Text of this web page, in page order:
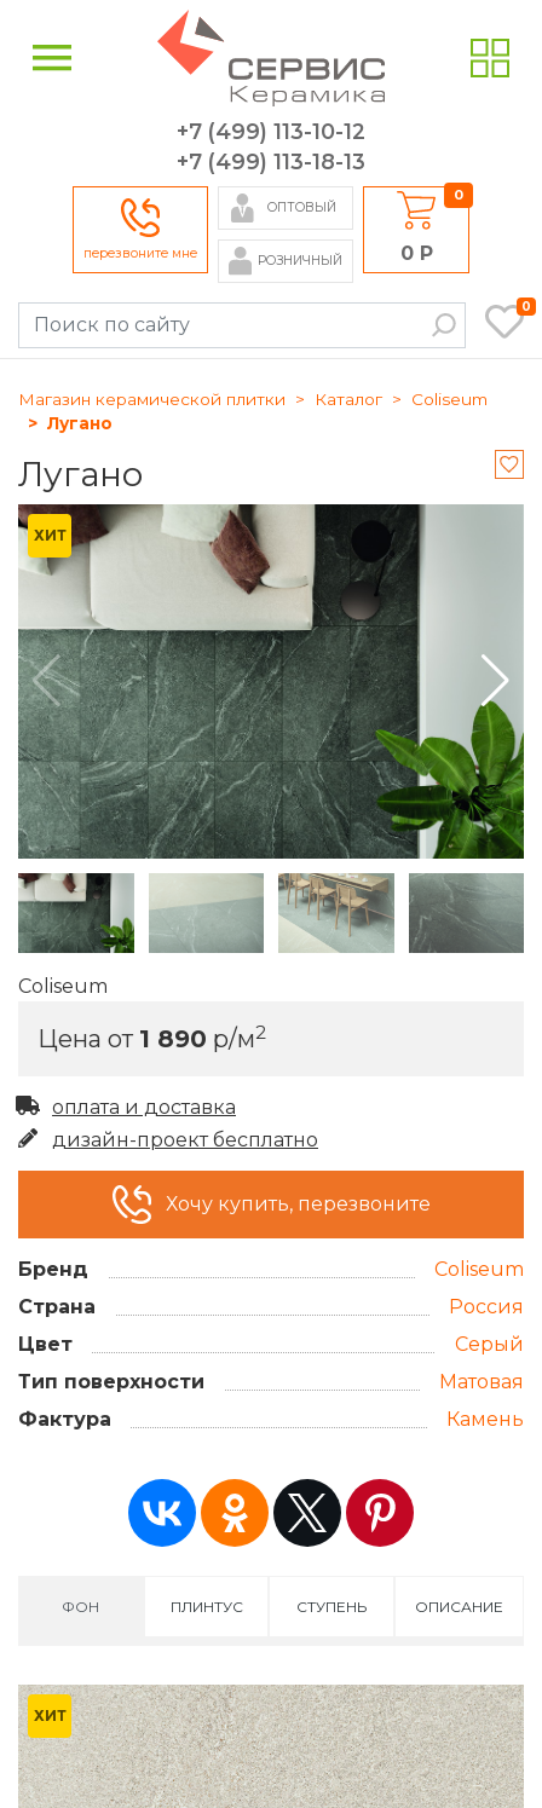
+7 (499) 113-10-12
+7 (499) 113-18-13
перезвоните мне
ОПТОВЫЙ
РОЗНИЧНЫЙ
0
0 Р
0
Магазин керамической плитки Каталог
Coliseum
Лугано
Лугано
ХИТ
Coliseum
Цена от 1 890 р/м2
оплата и доставка
дизайн-проект бесплатно
Хочу купить, перезвоните
Бренд
Coliseum
Страна
Россия
Цвет
Серый
Тип поверхности
Матовая
Фактура
Камень
ФОН ПЛИНТУС СТУПЕНЬ ОПИСАНИЕ
ХИТ